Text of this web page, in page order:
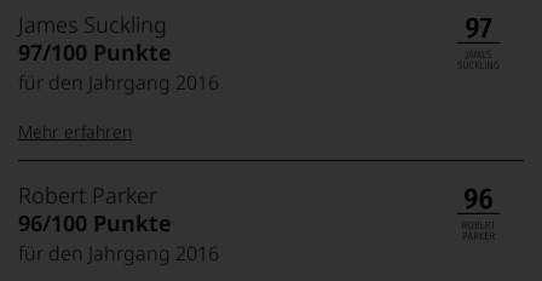
99–100 Punkte:
95–98 Punkte:
85–89 Punkte:
Tesdorpf
Der
Name
Tesdorpf
für
»Fine
Wine«,
für
die
edlen
James Suckling
97/100 Punkte
für den Jahrgang 2016
100-95 Punkte:
90 Punkte und
James
Suckling
Der
Amerikaner
Mehr erfahren
Robert Parker
96/100 Punkte
für den Jahrgang 2016